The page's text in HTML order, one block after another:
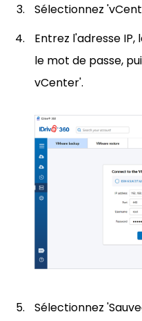
Sélectionnez
Entrez l'adresse
le mot de passe,
vCenter'.
Sélectionnez